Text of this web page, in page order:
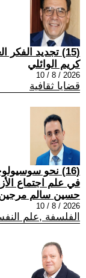
(15) تجديد الفكر العربي عند زكي نجيب محمود
كريم الوائلي
2026 / 8 / 10
قضايا ثقافية
(16) نحو
في علم اجتماع
حسين سالم
2026 / 8 / 10
الفلسفة ,علم